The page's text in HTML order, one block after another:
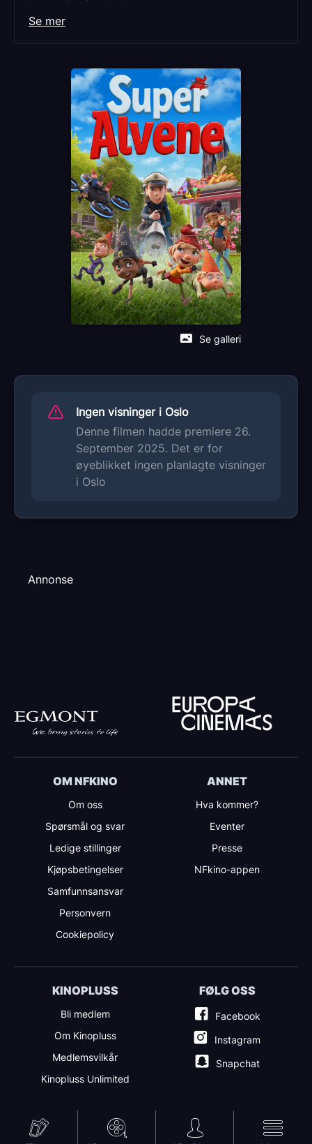
Se galleri
Språk
Animation
Komedie
Familiefilm
Distributør
Manymore AS
Se mer
Ingen visninger i Oslo
Denne filmen hadde premiere 26.
September 2025. Det er for
øyeblikket ingen planlagte visninger
i Oslo
Annonse
OM NFKINO
Om oss
Spørsmål og svar
Ledige stillinger
Kjøpsbetingelser
Samfunnsansvar
Personvern
Cookiepolicy
ANNET
Hva kommer?
Eventer
Presse
NFkino-appen
KINOPLUSS
Bli medlem
Om Kinopluss
Medlemsvilkår
Kinopluss Unlimited
FØLG OSS
Facebook
Instagram
Snapchat